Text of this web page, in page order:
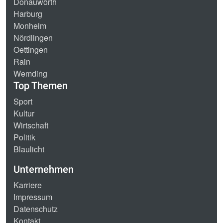
Harburg
Monheim
Nördlingen
Oettingen
Rain
Wemding
Top Themen
Sport
Kultur
Wirtschaft
Politik
Blaulicht
Unternehmen
Karriere
Impressum
Datenschutz